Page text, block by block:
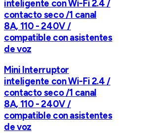
inteligente con Wi-Fi 2.4 /
contacto seco /1 canal
8A, 110 - 240V /
compatible con asistentes
de voz
Mini Interruptor
inteligente con Wi-Fi 2.4 /
contacto seco /1 canal
8A, 110 - 240V /
compatible con asistentes
de voz